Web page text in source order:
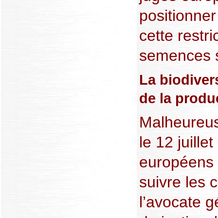
cette
semences
La
de la
le 12
suivre les
l’avocate